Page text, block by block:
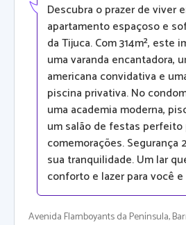
Descubra o prazer de viver
apartamento espaçoso e
da Tijuca. Com 314m², este
uma varanda encantadora,
americana convidativa e
piscina privativa. No
uma academia moderna,
um salão de festas perfeito
comemorações. Segurança
sua tranquilidade. Um lar
conforto e lazer para você
Avenida Flamboyants da Península,